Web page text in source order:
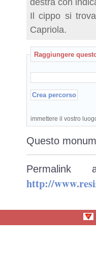
Il cippo si
Capriola.
Raggiungere
immettere il vostro
Questo
http://